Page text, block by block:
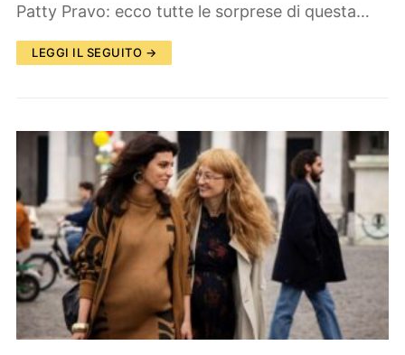
Patty Pravo: ecco tutte le sorprese di questa…
LEGGI IL SEGUITO →